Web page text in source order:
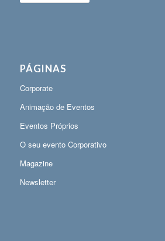
PÁGINAS
Corporate
Animação de Eventos
Eventos Próprios
O seu evento Corporativo
Magazine
Newsletter